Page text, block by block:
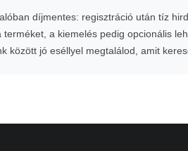
díjmentes: regisztráció után tíz
a kiemelés pedig opcionális
között jó eséllyel megtalálod, amit